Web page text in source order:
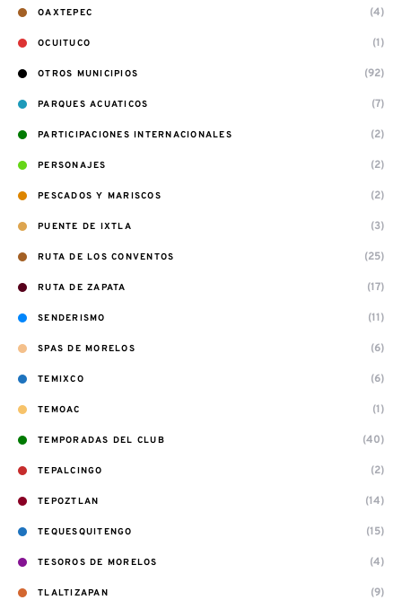
OAXTEPEC (4)
OCUITUCO (1)
OTROS MUNICIPIOS (92)
PARQUES ACUATICOS (7)
PARTICIPACIONES INTERNACIONALES (2)
PERSONAJES (2)
PESCADOS Y MARISCOS (2)
PUENTE DE IXTLA (3)
RUTA DE LOS CONVENTOS (25)
RUTA DE ZAPATA (17)
SENDERISMO (11)
SPAS DE MORELOS (6)
TEMIXCO (6)
TEMOAC (1)
TEMPORADAS DEL CLUB (40)
TEPALCINGO (2)
TEPOZTLAN (14)
TEQUESQUITENGO (15)
TESOROS DE MORELOS (4)
TLALTIZAPAN (9)